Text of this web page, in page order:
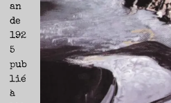
an
de
192
5
pub
lié
à